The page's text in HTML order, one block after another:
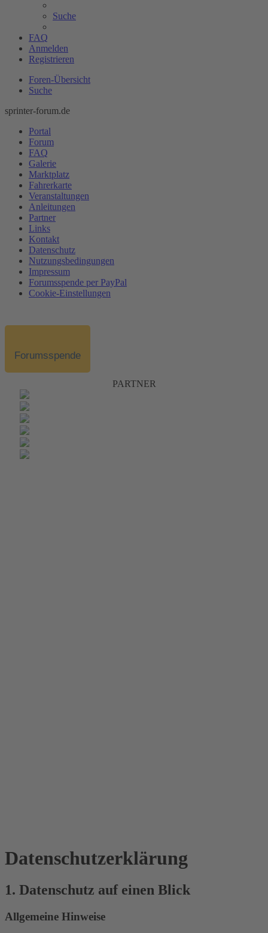
Suche
FAQ
Anmelden
Registrieren
Foren-Übersicht
Suche
sprinter-forum.de
Portal
Forum
FAQ
Galerie
Marktplatz
Fahrerkarte
Veranstaltungen
Anleitungen
Partner
Links
Kontakt
Datenschutz
Nutzungsbedingungen
Impressum
Forumsspende per PayPal
Cookie-Einstellungen
Forumsspende
PARTNER
Datenschutz­erklärung
1. Datenschutz auf einen Blick
Allgemeine Hinweise